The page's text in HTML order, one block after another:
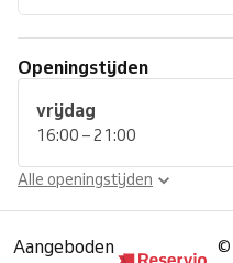
Openingstijden
vrijdag
16:00 – 21:00
Alle openingstijden
Aangeboden
©